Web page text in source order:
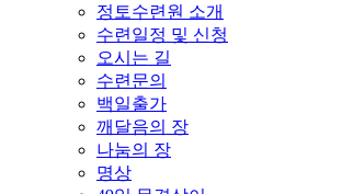
정토수련원 소개
수련일정 및 신청
오시는 길
수련문의
백일출가
깨달음의 장
나눔의 장
명상